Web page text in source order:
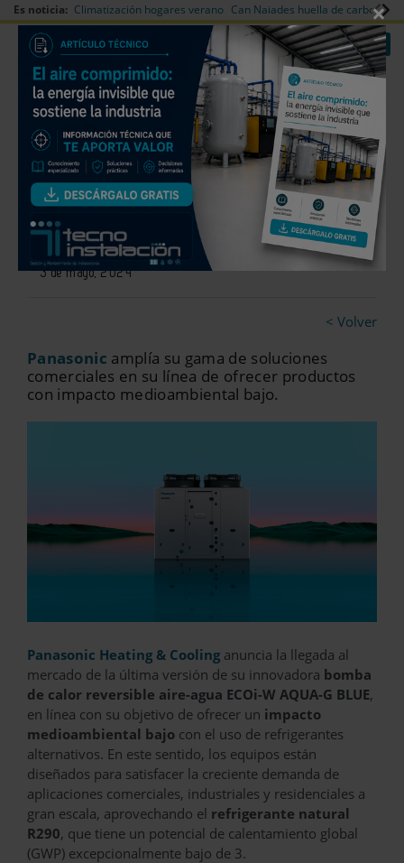
Es noticia: Climatización hogares verano Can Naiades huella de carbono
Redes Sociales Es noticia Login empresas Registro
Innovadora gama de bombas de
calor reversibles aire agua
3 de mayo, 2024
< Volver
Panasonic amplía su gama de soluciones
comerciales en su línea de ofrecer productos
con impacto medioambiental bajo.
Panasonic Heating & Cooling anuncia la llegada al
mercado de la última versión de su innovadora bomba
de calor reversible aire-agua ECOi-W AQUA-G BLUE,
en línea con su objetivo de ofrecer un impacto
medioambiental bajo con el uso de refrigerantes
alternativos. En este sentido, los equipos están
diseñados para satisfacer la creciente demanda de
aplicaciones comerciales, industriales y residenciales a
gran escala, aprovechando el refrigerante natural
R290, que tiene un potencial de calentamiento global
(GWP) excepcionalmente bajo de 3.
×